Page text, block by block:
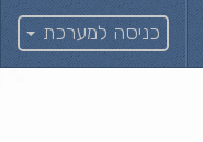
כניסה למערכת